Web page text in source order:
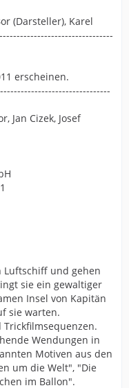
(Darsteller), Karel
erscheinen.
Jan Cizek, Josef
Luftschiff und gehen
sie ein gewaltiger
Insel von Kapitän
sie warten.
Wendungen in
Motiven aus den
um die Welt", "Die
im Ballon".